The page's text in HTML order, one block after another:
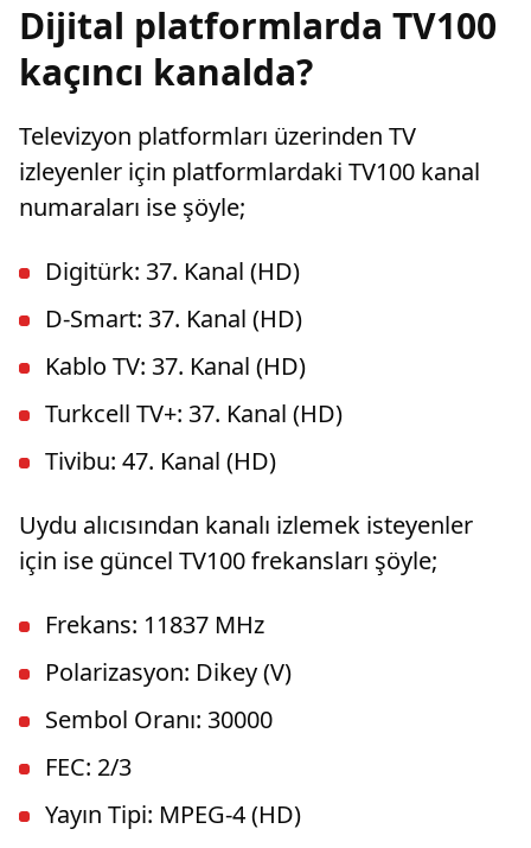
Dijital platformlarda TV100
kaçıncı kanalda?
Televizyon platformları üzerinden TV
izleyenler için platformlardaki TV100 kanal
numaraları ise şöyle;
Digitürk: 37. Kanal (HD)
D-Smart: 37. Kanal (HD)
Kablo TV: 37. Kanal (HD)
Turkcell TV+: 37. Kanal (HD)
Tivibu: 47. Kanal (HD)
Uydu alıcısından kanalı izlemek isteyenler
için ise güncel TV100 frekansları şöyle;
Frekans: 11837 MHz
Polarizasyon: Dikey (V)
Sembol Oranı: 30000
FEC: 2/3
Yayın Tipi: MPEG-4 (HD)